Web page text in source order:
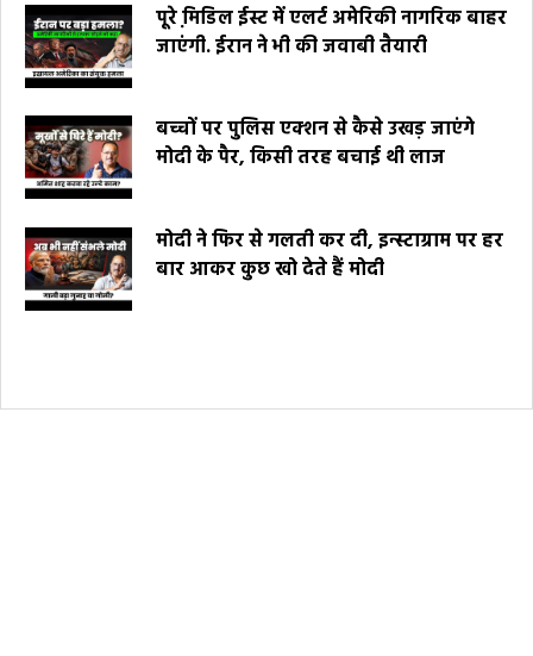
पूरे मि़डिल ईस्ट में एलर्ट अमेरिकी नागरिक बाहर
जाएंगी. ईरान ने भी की जवाबी तैयारी
बच्चों पर पुलिस एक्शन से कैसे उखड़ जाएंगे
मोदी के पैर, किसी तरह बचाई थी लाज
मोदी ने फिर से गलती कर दी, इन्स्टाग्राम पर हर
बार आकर कुछ खो देते हैं मोदी